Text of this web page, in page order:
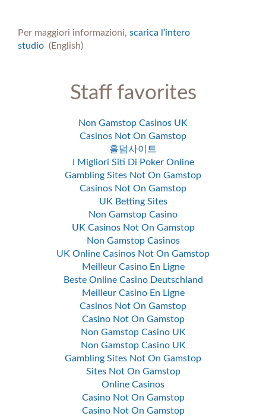
Per maggiori informazioni, scarica l’intero
studio (English)
Staff favorites
Non Gamstop Casinos UK
Casinos Not On Gamstop
홀덤사이트
I Migliori Siti Di Poker Online
Gambling Sites Not On Gamstop
Casinos Not On Gamstop
UK Betting Sites
Non Gamstop Casino
UK Casinos Not On Gamstop
Non Gamstop Casinos
UK Online Casinos Not On Gamstop
Meilleur Casino En Ligne
Beste Online Casino Deutschland
Meilleur Casino En Ligne
Casinos Not On Gamstop
Casino Not On Gamstop
Non Gamstop Casino UK
Non Gamstop Casino UK
Gambling Sites Not On Gamstop
Sites Not On Gamstop
Online Casinos
Casino Not On Gamstop
Casino Not On Gamstop